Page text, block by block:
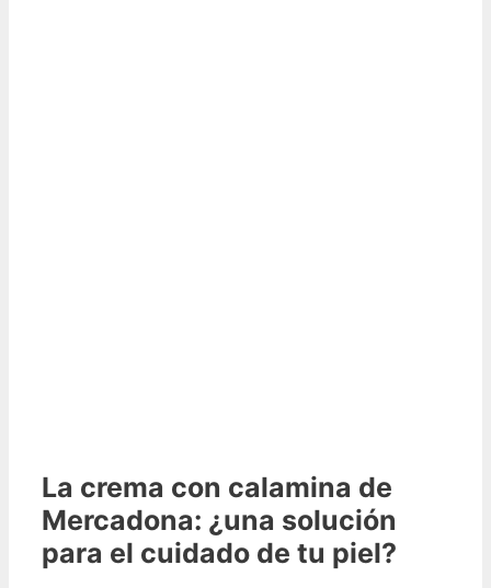
La crema con calamina de
Mercadona: ¿una solución
para el cuidado de tu piel?